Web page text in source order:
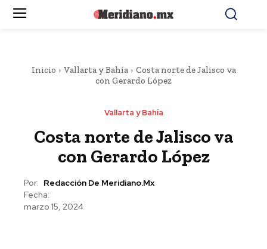
Inicio Vallarta y Bahía
Costa norte de Jalisco va
con Gerardo López
Vallarta y Bahía
Costa norte de Jalisco va
con Gerardo López
Por: Redacción De Meridiano.mx
Fecha:
marzo 15, 2024